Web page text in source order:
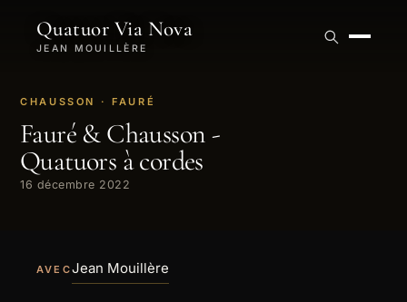
Quatuor Via Nova
JEAN MOUILLÈRE
CHAUSSON · FAURÉ
Fauré & Chausson -
Quatuors à cordes
16 décembre 2022
AVECJean Mouillère